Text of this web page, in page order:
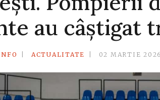
au câștigat
ACTUALITATE 02 MARTIE 2026